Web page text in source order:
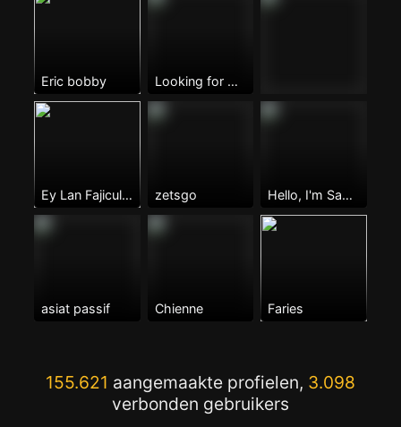
Eric bobby Looking for Daddy speaks engilish
Ey Lan Fajiculay zetsgo Hello, I'm Sandun, from Sri Lanka.
asiat passif Chienne Faries
155.621 aangemaakte profielen, 3.098
verbonden gebruikers